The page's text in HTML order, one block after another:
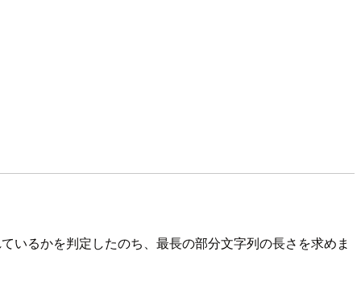
るかを判定したのち、最長の部分文字列の長さを求めま